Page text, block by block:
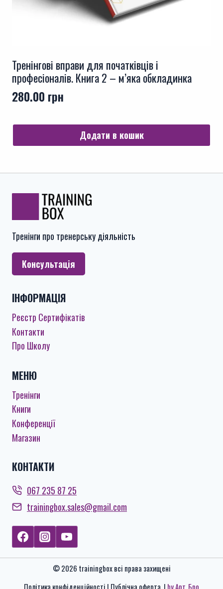
Тренінгові вправи для початківців і
професіоналів. Книга 2 – м’яка обкладинка
280.00 грн
Додати в кошик
Тренінги про тренерську діяльність
Консультація
ІНФОРМАЦІЯ
Реєстр Сертифікатів
Контакти
Про Школу
МЕНЮ
Тренінги
Книги
Конференції
Магазин
КОНТАКТИ
067 235 87 25
trainingbox.sales@gmail.com
© 2026 trainingbox всі права захищені
Політика конфіденційності | Публічна оферта | by Арт_Бро